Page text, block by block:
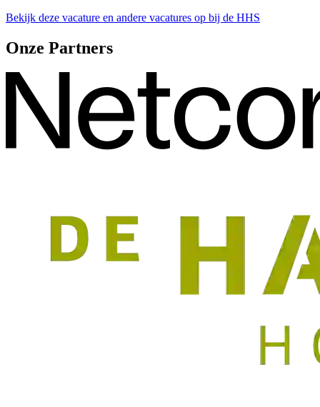
Bekijk deze vacature en andere vacatures op bij de HHS
Onze Partners